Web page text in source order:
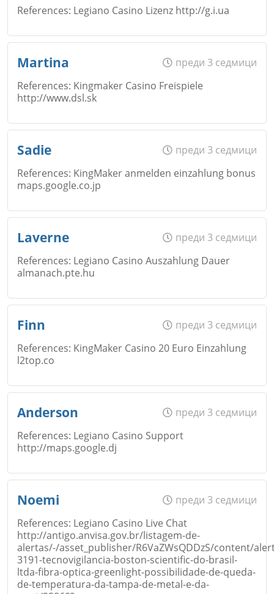
Email
Откажи
References: Legiano Casino Lizenz http://g.i.ua
Email
Коментар*
Откажи
Martina
преди 3 седмици
References: Kingmaker Casino Freispiele
http://www.dsl.sk
Email
Коментар*
Откажи
Sadie
преди 3 седмици
References: KingMaker anmelden einzahlung bonus
maps.google.co.jp
Email
Коментар
Откажи
Laverne
преди 3 седмици
References: Legiano Casino Auszahlung Dauer
almanach.pte.hu
Email
Коментар*
Откажи
Finn
преди 3 седмици
References: KingMaker Casino 20 Euro Einzahlung
l2top.co
Email
Коментар*
Anderson
преди 3 седмици
References: Legiano Casino Support
http://maps.google.dj
Email
Noemi
преди 3 седмици
References: Legiano Casino Live Chat
http://antigo.anvisa.gov.br/listagem-de-
alertas/-/asset_publisher/R6VaZWsQDDzS/content/
3191-tecnovigilancia-boston-scientific-do-brasil-
ltda-fibra-optica-greenlight-possibilidade-de-queda-
de-temperatura-da-tampa-de-metal-e-da-